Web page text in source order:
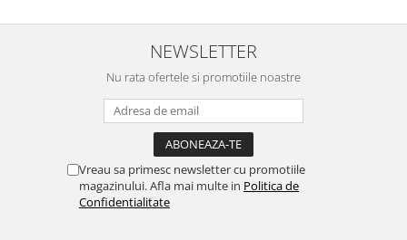
NEWSLETTER
Nu rata ofertele si promotiile noastre
Vreau sa primesc newsletter cu promotiile
magazinului. Afla mai multe in Politica de
Confidentialitate